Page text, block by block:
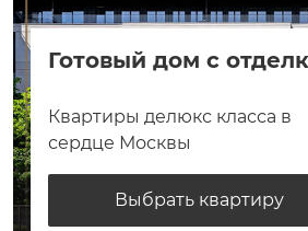
Готовый дом с
Квартиры делюкс класса в
сердце Москвы
Выбрать квартиру